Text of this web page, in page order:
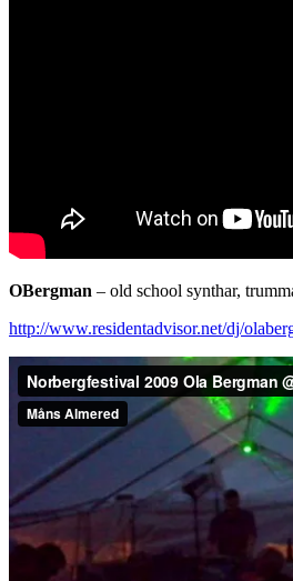
OBergman – old school synthar,
http://www.residentadvisor.net/dj/